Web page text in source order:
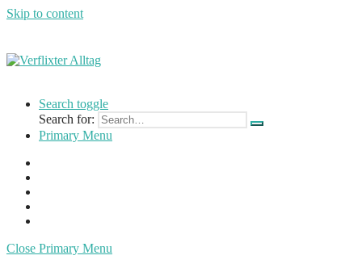
Skip to content
Alltag
einer
Mutter
Lehrerin
Search toggle
Search for:
Primary Menu
Close Primary Menu